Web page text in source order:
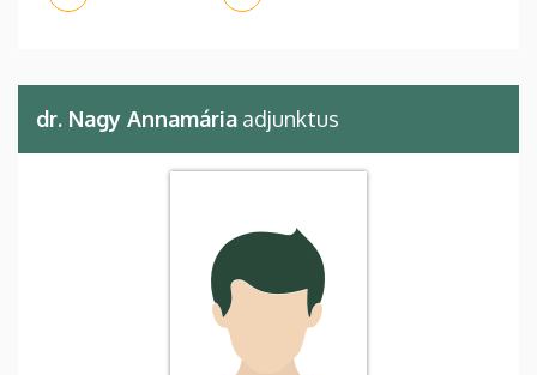
dr. Nagy Annamária adjunktus